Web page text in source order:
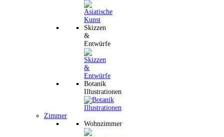
Skizzen
&
Entwürfe
Botanik
Illustrationen
Zimmer
Wohnzimmer